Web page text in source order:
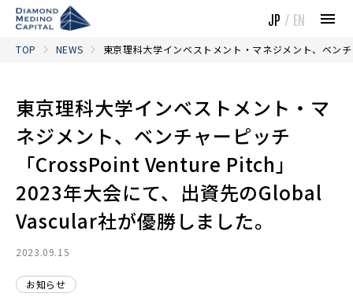
JP / EN
TOP NEWS 東京理科大学インベストメント・マネジメント、ベ
東京理科大学インベストメント・マ
ネジメント、ベンチャーピッチ
「CrossPoint Venture Pitch」
2023年大会にて、出資先のGlobal
Vascular社が優勝しました。
2023.09.15
お知らせ